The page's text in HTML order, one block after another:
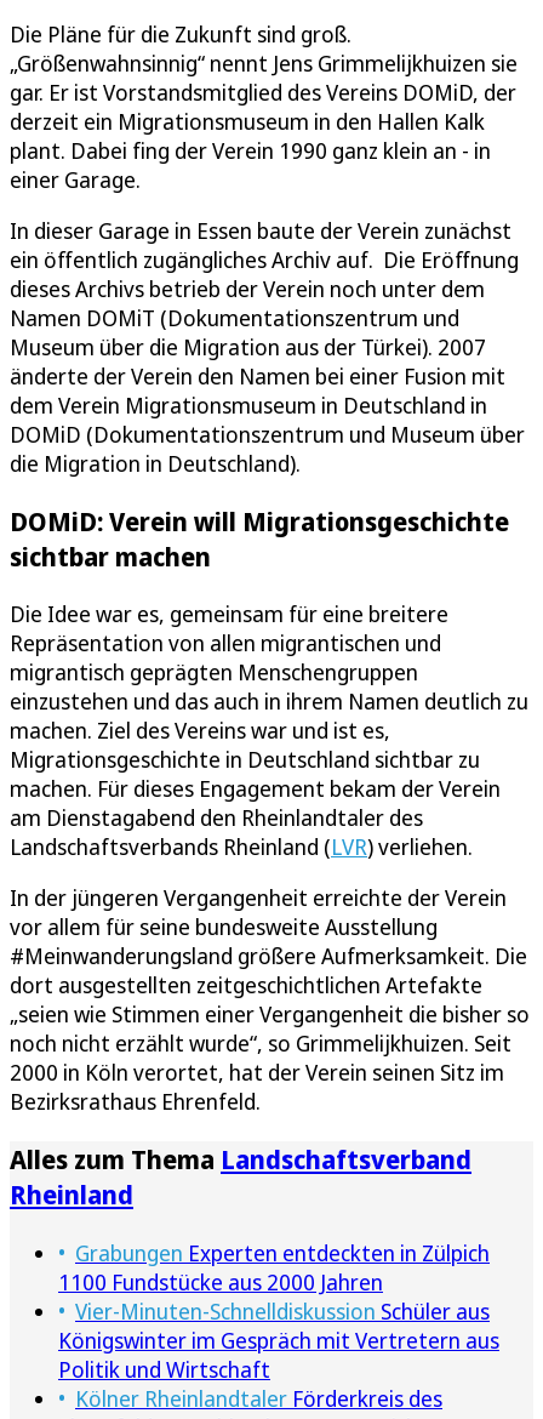
Die Pläne für die Zukunft sind groß.
„Größenwahnsinnig“ nennt Jens Grimmelijkhuizen sie
gar. Er ist Vorstandsmitglied des Vereins DOMiD, der
derzeit ein Migrationsmuseum in den Hallen Kalk
plant. Dabei fing der Verein 1990 ganz klein an - in
einer Garage.
In dieser Garage in Essen baute der Verein zunächst
ein öffentlich zugängliches Archiv auf. Die Eröffnung
dieses Archivs betrieb der Verein noch unter dem
Namen DOMiT (Dokumentationszentrum und
Museum über die Migration aus der Türkei). 2007
änderte der Verein den Namen bei einer Fusion mit
dem Verein Migrationsmuseum in Deutschland in
DOMiD (Dokumentationszentrum und Museum über
die Migration in Deutschland).
DOMiD: Verein will Migrationsgeschichte
sichtbar machen
Die Idee war es, gemeinsam für eine breitere
Repräsentation von allen migrantischen und
migrantisch geprägten Menschengruppen
einzustehen und das auch in ihrem Namen deutlich zu
machen. Ziel des Vereins war und ist es,
Migrationsgeschichte in Deutschland sichtbar zu
machen. Für dieses Engagement bekam der Verein
am Dienstagabend den Rheinlandtaler des
Landschaftsverbands Rheinland (LVR) verliehen.
In der jüngeren Vergangenheit erreichte der Verein
vor allem für seine bundesweite Ausstellung
#Meinwanderungsland größere Aufmerksamkeit. Die
dort ausgestellten zeitgeschichtlichen Artefakte
„seien wie Stimmen einer Vergangenheit die bisher so
noch nicht erzählt wurde“, so Grimmelijkhuizen. Seit
2000 in Köln verortet, hat der Verein seinen Sitz im
Bezirksrathaus Ehrenfeld.
Alles zum Thema Landschaftsverband
Rheinland
Grabungen Experten entdeckten in Zülpich
1100 Fundstücke aus 2000 Jahren
Vier-Minuten-Schnelldiskussion Schüler aus
Königswinter im Gespräch mit Vertretern aus
Politik und Wirtschaft
Kölner Rheinlandtaler Förderkreis des